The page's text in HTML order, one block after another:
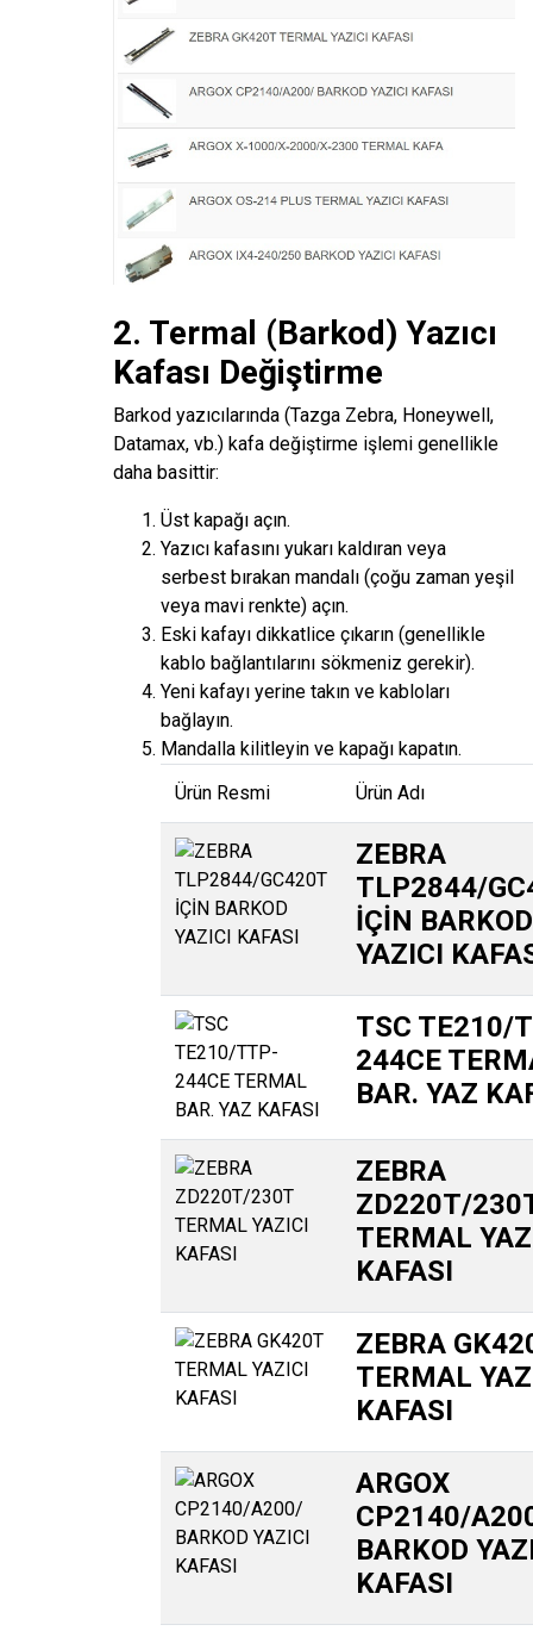
2. Termal (Barkod) Yazıcı
Kafası Değiştirme
Barkod yazıcılarında (Tazga Zebra, Honeywell,
Datamax, vb.) kafa değiştirme işlemi genellikle
daha basittir:
Üst kapağı açın.
Yazıcı kafasını yukarı kaldıran veya
serbest bırakan mandalı (çoğu zaman yeşil
veya mavi renkte) açın.
Eski kafayı dikkatlice çıkarın (genellikle
kablo bağlantılarını sökmeniz gerekir).
Yeni kafayı yerine takın ve kabloları
bağlayın.
Mandalla kilitleyin ve kapağı kapatın.
Ürün Resmi
Ürün Adı
ZEBRA
TLP2844/
İÇİN BARKOD
YAZICI
TSC TE210/
244CE
BAR. YAZ
ZEBRA
ZD220T/
TERMAL
KAFASI
ZEBRA
TERMAL
KAFASI
ARGOX
CP2140/
BARKOD
KAFASI